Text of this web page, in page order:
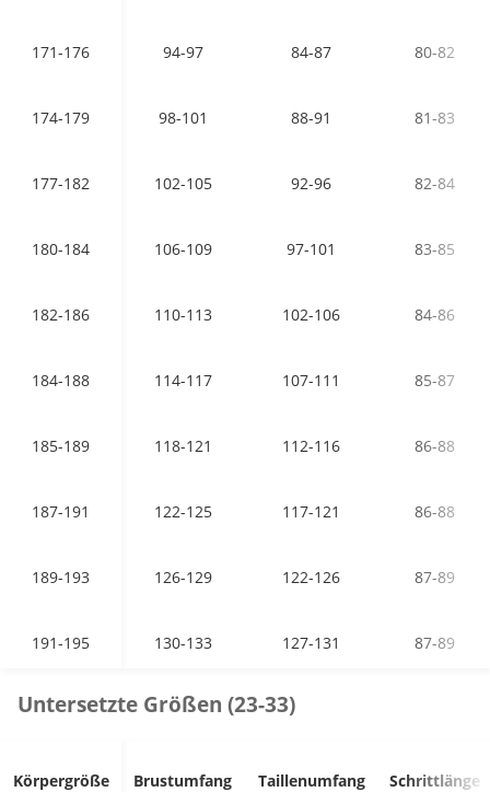
171-176 94-97 84-87 80-82
174-179 98-101 88-91 81-83
177-182 102-105 92-96 82-84
180-184 106-109 97-101 83-85
182-186 110-113 102-106 84-86
184-188 114-117 107-111 85-87
185-189 118-121 112-116 86-88
187-191 122-125 117-121 86-88
189-193 126-129 122-126 87-89
191-195 130-133 127-131 87-89
Untersetzte Größen (23-33)
Körpergröße
Brustumfang
Taillenumfang
Schrittlänge